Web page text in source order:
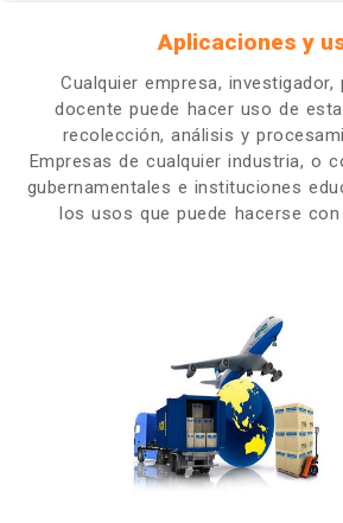
Aplicaciones y
Cualquier empresa,
docente puede hacer uso de
recolección, análisis y
Empresas de cualquier industria, o
gubernamentales e instituciones
los usos que puede hacerse con